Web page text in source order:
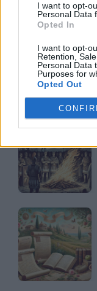
I want to opt-
Personal Data
Opted In
I want to opt-
Retention,
Personal Data
Purposes for
Opted Out